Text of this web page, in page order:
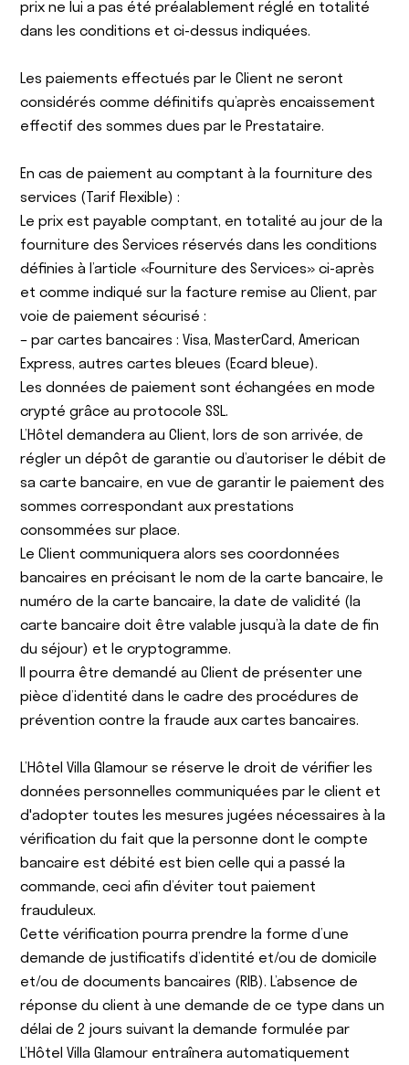
prix ne lui a pas été préalablement réglé en totalité
dans les conditions et ci-dessus indiquées.
Les paiements effectués par le Client ne seront
considérés comme définitifs qu’après encaissement
effectif des sommes dues par le Prestataire.
En cas de paiement au comptant à la fourniture des
services (Tarif Flexible) :
Le prix est payable comptant, en totalité au jour de la
fourniture des Services réservés dans les conditions
définies à l’article «Fourniture des Services» ci-après
et comme indiqué sur la facture remise au Client, par
voie de paiement sécurisé :
– par cartes bancaires : Visa, MasterCard, American
Express, autres cartes bleues (Ecard bleue).
Les données de paiement sont échangées en mode
crypté grâce au protocole SSL.
L’Hôtel demandera au Client, lors de son arrivée, de
régler un dépôt de garantie ou d’autoriser le débit de
sa carte bancaire, en vue de garantir le paiement des
sommes correspondant aux prestations
consommées sur place.
Le Client communiquera alors ses coordonnées
bancaires en précisant le nom de la carte bancaire, le
numéro de la carte bancaire, la date de validité (la
carte bancaire doit être valable jusqu’à la date de fin
du séjour) et le cryptogramme.
Il pourra être demandé au Client de présenter une
pièce d’identité dans le cadre des procédures de
prévention contre la fraude aux cartes bancaires.
L’Hôtel Villa Glamour se réserve le droit de vérifier les
données personnelles communiquées par le client et
d'adopter toutes les mesures jugées nécessaires à la
vérification du fait que la personne dont le compte
bancaire est débité est bien celle qui a passé la
commande, ceci afin d’éviter tout paiement
frauduleux.
Cette vérification pourra prendre la forme d’une
demande de justificatifs d’identité et/ou de domicile
et/ou de documents bancaires (RIB). L’absence de
réponse du client à une demande de ce type dans un
délai de 2 jours suivant la demande formulée par
L’Hôtel Villa Glamour entraînera automatiquement